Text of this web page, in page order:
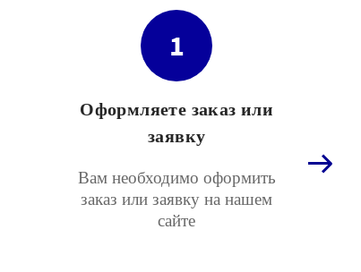
1
Оформляете заказ или
заявку
Вам необходимо оформить
заказ или заявку на нашем
сайте